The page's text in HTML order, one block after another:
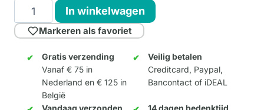
Granite
15cm
aantal
In winkelwagen
Markeren als favoriet
Gratis verzending
Vanaf € 75 in
Nederland en € 125 in
België
Veilig betalen
Creditcard, Paypal,
Bancontact of iDEAL
Vandaag verzonden
14 dagen bedenktijd